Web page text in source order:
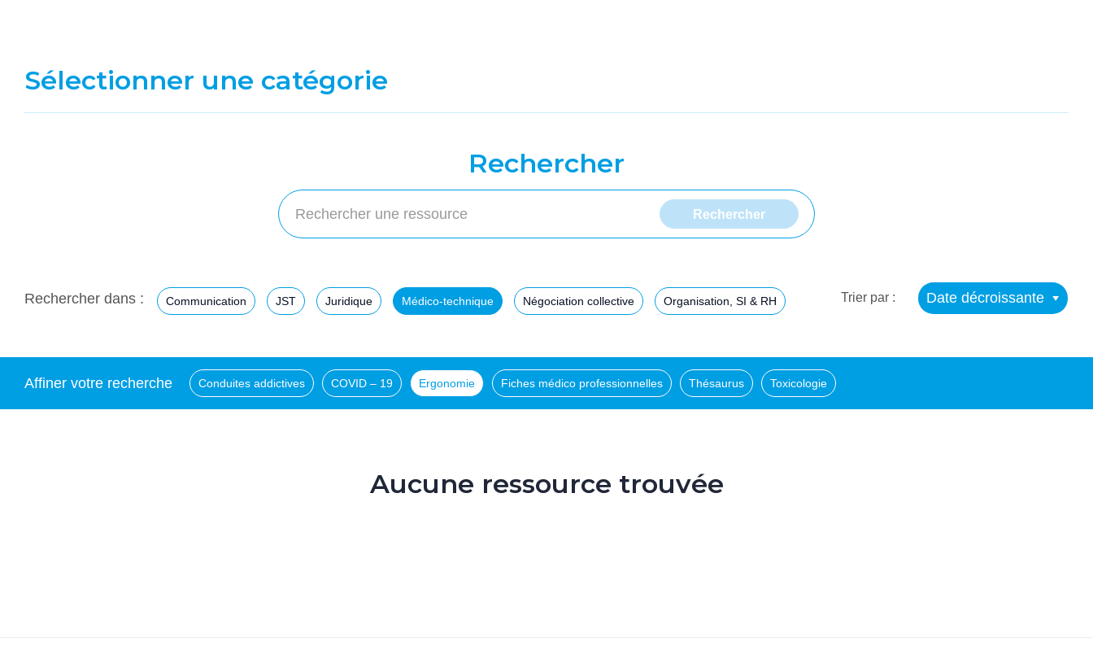
Sélectionner une catégorie
Rechercher
Rechercher dans : Communication JST Juridique Médico-technique Négociation collective Organisation, SI & RH Trier par : Date décroissante
Affiner votre recherche Conduites addictives COVID – 19 Ergonomie Fiches médico professionnelles Thésaurus Toxicologie
Aucune ressource trouvée